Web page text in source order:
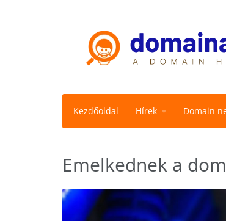
Kezdőoldal Hírek Domain
Emelkednek a